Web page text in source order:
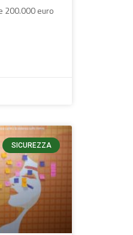
200.000 euro
SICUREZZA